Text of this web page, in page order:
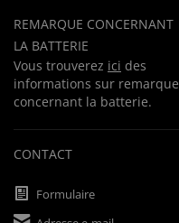
REMARQUE CONCERNANT
LA BATTERIE
Vous trouverez ici des
informations sur remarque
concernant la batterie.
CONTACT
Formulaire